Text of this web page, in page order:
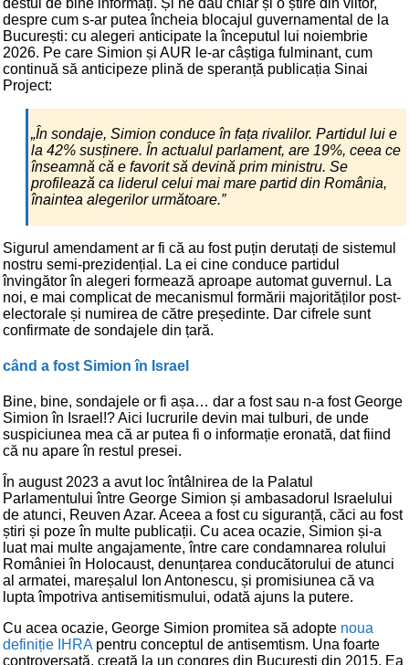
despre cum s-ar putea încheia blocajul guvernamental de la
București: cu alegeri anticipate la începutul lui noiembrie
2026. Pe care Simion și AUR le-ar câștiga fulminant, cum
continuă să anticipeze plină de speranță publicația Sinai
Project:
„În sondaje, Simion conduce în fața rivalilor. Partidul lui e
la 42% susținere. În actualul parlament, are 19%, ceea ce
înseamnă că e favorit să devină prim ministru. Se
profilează ca liderul celui mai mare partid din România,
înaintea alegerilor următoare.”
Sigurul amendament ar fi că au fost puțin derutați de sistemul
nostru semi-prezidențial. La ei cine conduce partidul
învingător în alegeri formează aproape automat guvernul. La
noi, e mai complicat de mecanismul formării majorităților post-
electorale și numirea de către președinte. Dar cifrele sunt
confirmate de sondajele din țară.
când a fost Simion în Israel
Bine, bine, sondajele or fi așa… dar a fost sau n-a fost George
Simion în Israel!? Aici lucrurile devin mai tulburi, de unde
suspiciunea mea că ar putea fi o informație eronată, dat fiind
că nu apare în restul presei.
În august 2023 a avut loc întâlnirea de la Palatul
Parlamentului între George Simion și ambasadorul Israelului
de atunci, Reuven Azar. Aceea a fost cu siguranță, căci au fost
știri și poze în multe publicații. Cu acea ocazie, Simion și-a
luat mai multe angajamente, între care condamnarea rolului
României în Holocaust, denunțarea conducătorului de atunci
al armatei, mareșalul Ion Antonescu, și promisiunea că va
lupta împotriva antisemitismului, odată ajuns la putere.
Cu acea ocazie, George Simion promitea să adopte noua
definiție IHRA pentru conceptul de antisemtism. Una foarte
controversată, creată la un congres din București din 2015. Ea